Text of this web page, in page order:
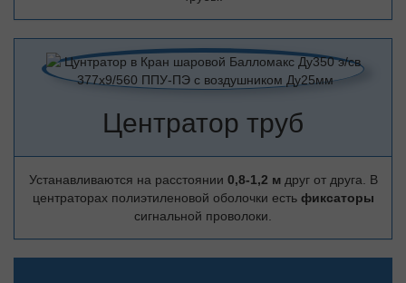
Центратор труб
Устанавливаются на расстоянии 0,8-1,2 м друг от друга. В
центраторах полиэтиленовой оболочки есть фиксаторы
сигнальной проволоки.